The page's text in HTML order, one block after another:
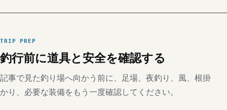
TRIP PREP
釣行前に道具と安全を確認する
記事で見た釣り場へ向かう前に、足場、夜釣り、風、根掛
かり、必要な装備をもう一度確認してください。